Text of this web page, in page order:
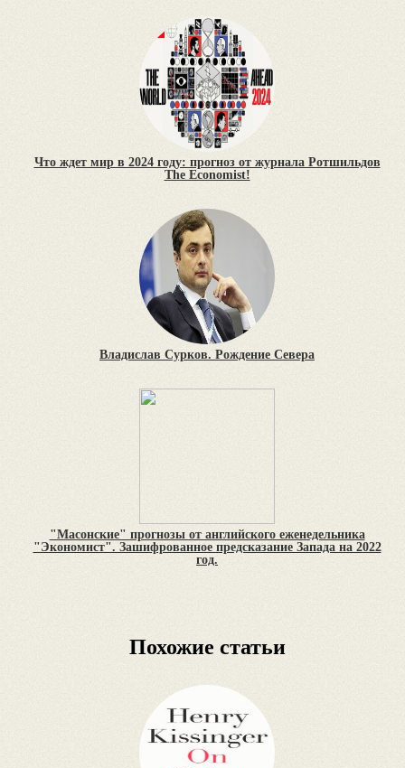
Что ждет мир в 2024 году: прогноз от журнала Ротшильдов
The Economist!
Владислав Сурков. Рождение Севера
"Масонские" прогнозы от английского еженедельника
"Экономист". Зашифрованное предсказание Запада на 2022
год.
Похожие статьи